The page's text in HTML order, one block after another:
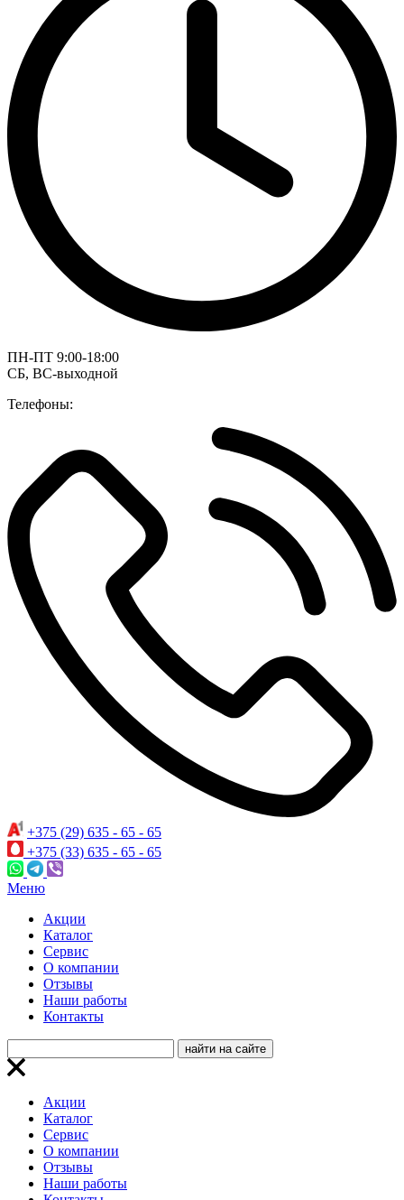
ПН-ПТ 9:00-18:00
СБ, ВС-выходной
Телефоны:
+375 (29) 635 - 65 - 65
+375 (33) 635 - 65 - 65
Меню
Акции
Каталог
Сервис
О компании
Отзывы
Наши работы
Контакты
Акции
Каталог
Сервис
О компании
Отзывы
Наши работы